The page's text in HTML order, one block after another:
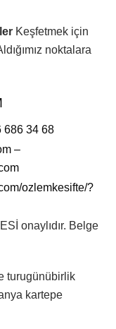
Keşfetmek için
noktalara
686 34 68
–
ozlemkesifte/?
onaylıdır. Belge
turugünübirlik
kartepe